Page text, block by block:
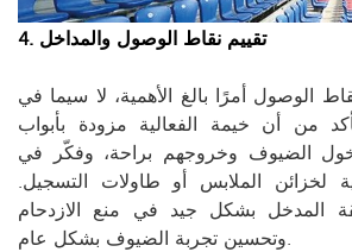
4. تقييم نقاط الوصول والمداخل
الوصول أمرًا بالغ الأهمية، لا سيما في
من أن خيمة الفعالية مزودة بأبواب
الضيوف وخروجهم براحة، وفكّر في
لخزائن الملابس أو طاولات التسجيل.
المدخل بشكل جيد في منع الازدحام
وتحسين تجربة الضيوف بشكل عام.